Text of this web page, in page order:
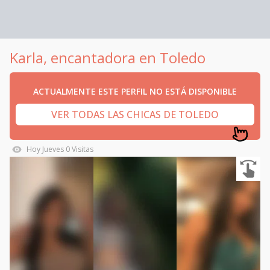
Karla, encantadora en Toledo
ACTUALMENTE ESTE PERFIL NO ESTÁ DISPONIBLE
VER TODAS LAS CHICAS DE TOLEDO
Hoy Jueves 0Visitas